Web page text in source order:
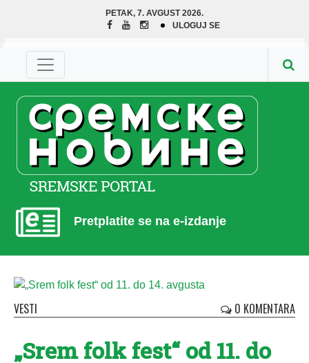
PETAK, 7. AVGUST 2026.
ULOGUJ SE
Pretplatite se na e-izdanje
VESTI 0 KOMENTARA
„Srem folk fest“ od 11. do